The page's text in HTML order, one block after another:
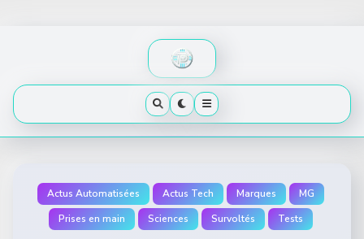
Actus Automatisées Actus Tech Marques
MG
Prises en main
Sciences Survoltés Tests